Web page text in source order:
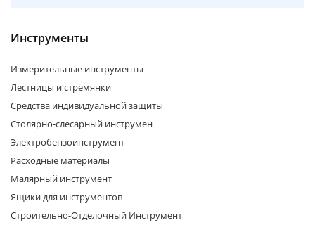
Инструменты
Измерительные инструменты
Лестницы и стремянки
Средства индивидуальной защиты
Столярно-слесарный инструмен
Электробензоинструмент
Расходные материалы
Малярный инструмент
Ящики для инструментов
Строительно-Отделочный Инструмент